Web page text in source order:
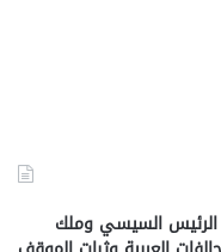
الرئيس السيسي وملك